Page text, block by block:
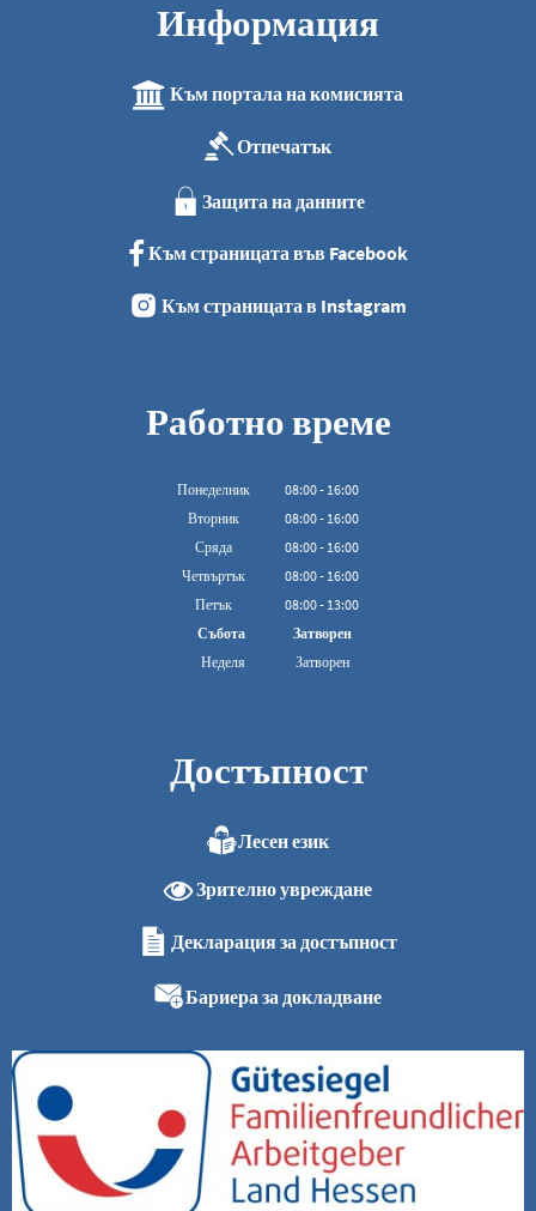
Информация
Към портала на комисията
Отпечатък
Защита на данните
Към страницата във Facebook
Към страницата в Instagram
Работно време
Понеделник 08:00- 16:00
От 08:00 до 16:00
Вторник 08:00- 16:00
От 08:00 до 16:00
Сряда 08:00- 16:00
От 08:00 до 16:00
Четвъртък 08:00- 16:00
От 08:00 до 16:00
Петък 08:00- 13:00
Събота
Затворен
Неделя
Затворен
Достъпност
Лесен език
Зрително увреждане
Декларация за достъпност
Бариера за докладване